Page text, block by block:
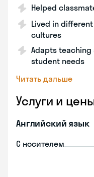
Helped
Lived in
cultures
Adapts
student needs
Читать дальше
Услуги и
Английский язык
С носителем